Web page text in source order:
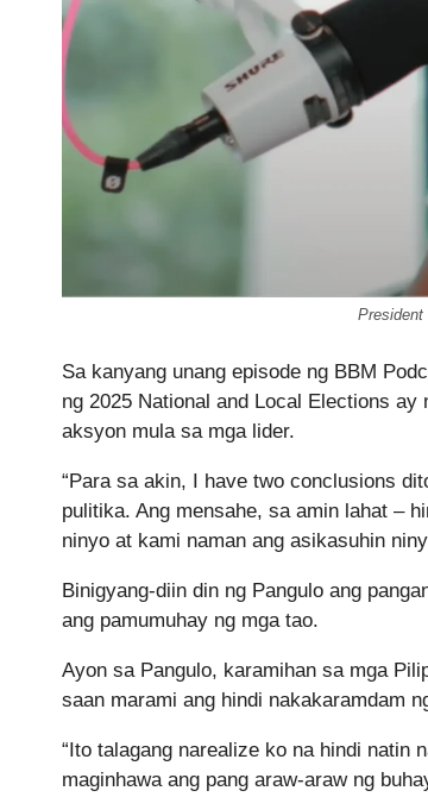
President
Sa kanyang unang episode ng BBM
ng 2025 National and Local Elections
aksyon mula sa mga lider.
“Para sa akin, I have two conclusions
pulitika. Ang mensahe, sa amin lahat –
ninyo at kami naman ang asikasuhin
Binigyang-diin din ng Pangulo ang
ang pamumuhay ng mga tao.
Ayon sa Pangulo, karamihan sa mga
saan marami ang hindi nakakaramdam
“Ito talagang narealize ko na hindi natin
maginhawa ang pang araw-araw ng